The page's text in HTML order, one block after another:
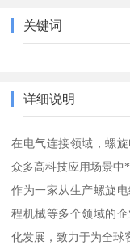
关键词
详细说明
在电气连接领域，螺
众多高科技应用场景中*
作为一家从生产螺旋
程机械等多个领域的
化发展，致力于为全球